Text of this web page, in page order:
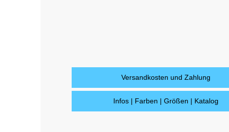
Versandkosten und Zahlung
Infos | Farben | Größen | Katalog